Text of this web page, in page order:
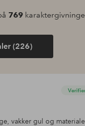
769
(226)
vakker gul og